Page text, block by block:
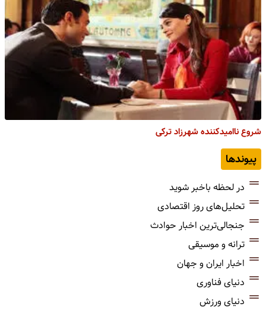
شروع ناامیدکننده شهرزاد ترکی
پیوندها
در لحظه باخبر شوید
تحلیل‌های روز اقتصادی
جنجالی‌ترین اخبار حوادث
ترانه و موسیقی
اخبار ایران و جهان
دنیای فناوری
دنیای ورزش